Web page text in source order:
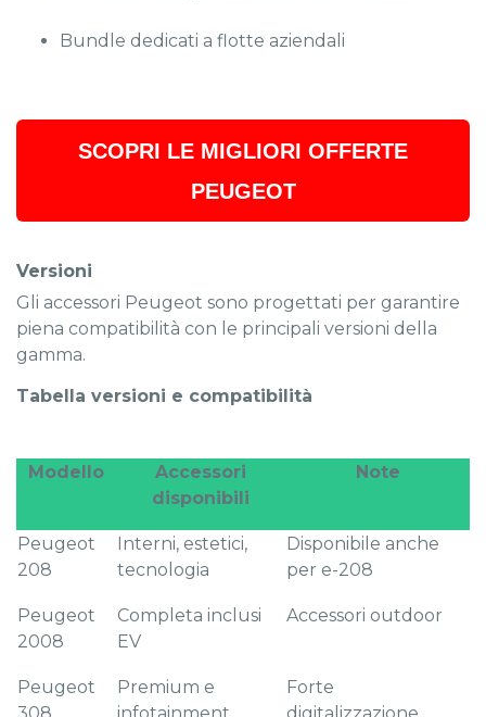
Bundle dedicati a flotte aziendali
SCOPRI LE MIGLIORI OFFERTE
PEUGEOT
Versioni
Gli accessori Peugeot sono progettati per garantire
piena compatibilità con le principali versioni della
gamma.
Tabella versioni e compatibilità
Modello
Accessori
disponibili
Note
Peugeot
208
Interni, estetici,
tecnologia
Disponibile anche
per e-208
Peugeot
2008
Completa inclusi
EV
Accessori outdoor
Peugeot
308
Premium e
infotainment
Forte
digitalizzazione